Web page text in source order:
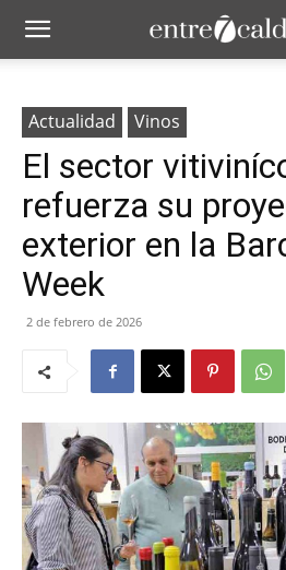
Actualidad Vinos
El sector
refuerza su
exterior en la
Week
2 de febrero de 2026